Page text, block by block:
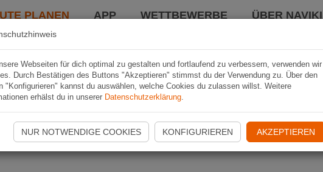
PLANEN APP WETTBEWERBE ÜBER NAVIKI
Webseiten für dich optimal zu gestalten und fortlaufend zu verbessern, verwenden wir
Durch Bestätigen des Buttons "Akzeptieren" stimmst du der Verwendung zu. Über den
"Konfigurieren" kannst du auswählen, welche Cookies du zulassen willst. Weitere
erhälst du in unserer Datenschutzerklärung.
NUR NOTWENDIGE COOKIES KONFIGURIEREN AKZEPTIEREN